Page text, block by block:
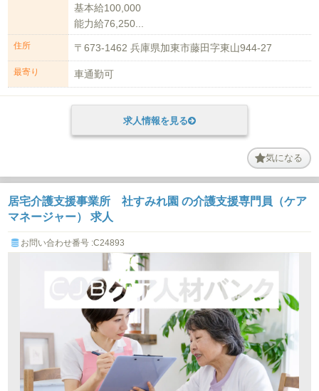
基本給100,000
能力給76,250...
住所 〒673-1462 兵庫県加東市藤田字東山944-27
最寄り 車通勤可
求人情報を見る
気になる
居宅介護支援事業所 社すみれ園 の介護支援専門員（ケア
マネージャー） 求人
お問い合わせ番号 :C24893